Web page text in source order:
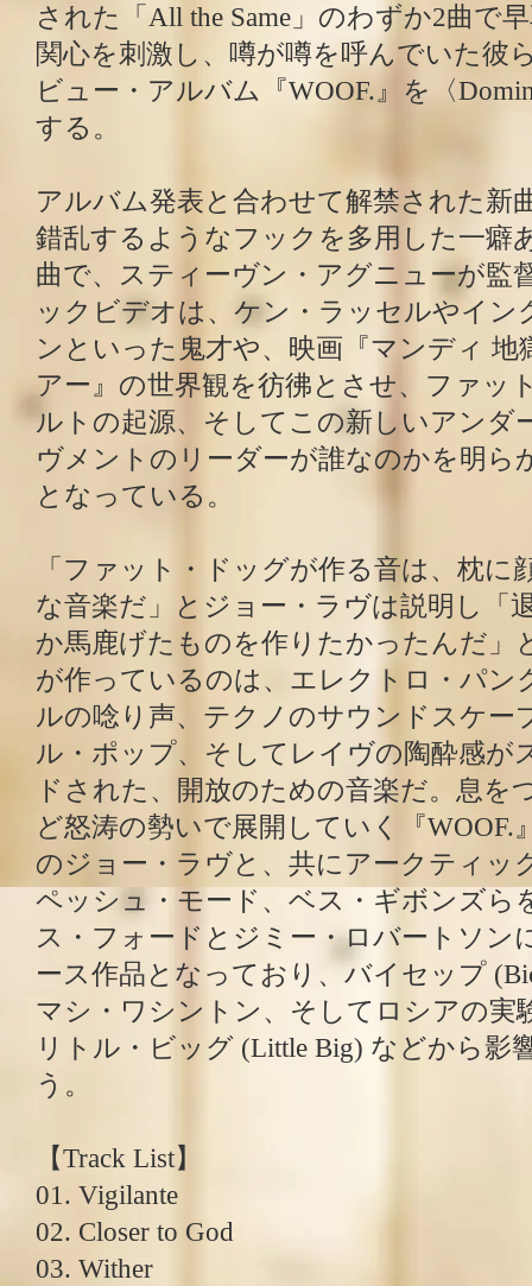
された「All the Same」のわずか2曲で
関心を刺激し、噂が噂を呼んでいた彼
ビュー・アルバム『WOOF.』を〈
する。
アルバム発表と合わせて解禁された新
錯乱するようなフックを多用した一癖
曲で、スティーヴン・アグニューが監
ックビデオは、ケン・ラッセルやイン
ンといった鬼才や、映画『マンディ
アー』の世界観を彷彿とさせ、ファッ
ルトの起源、そしてこの新しいアンダ
ヴメントのリーダーが誰なのかを明ら
となっている。
「ファット・ドッグが作る音は、枕に
な音楽だ」とジョー・ラヴは説明し「
か馬鹿げたものを作りたかったんだ」
が作っているのは、エレクトロ・パン
ルの唸り声、テクノのサウンドスケー
ル・ポップ、そしてレイヴの陶酔感が
ドされた、開放のための音楽だ。息を
ど怒涛の勢いで展開していく『WOOF.
のジョー・ラヴと、共にアークティッ
ペッシュ・モード、ベス・ギボンズら
ス・フォードとジミー・ロバートソン
ース作品となっており、バイセップ
マシ・ワシントン、そしてロシアの実
リトル・ビッグ (Little Big) などから影
う。
【Track List】
01. Vigilante
02. Closer to God
03. Wither